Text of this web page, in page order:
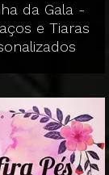
da Gala -
e Tiaras